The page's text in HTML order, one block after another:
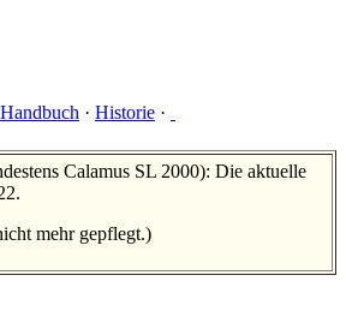
Handbuch · Historie ·
Calamus SL 2000): Die aktuelle
mehr gepflegt.)